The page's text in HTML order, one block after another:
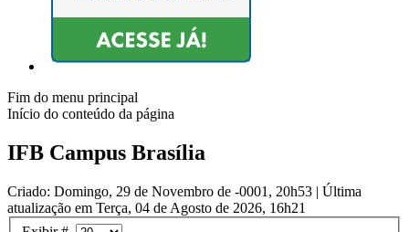
Fim do menu principal
Início do conteúdo da página
IFB Campus Brasília
Criado: Domingo, 29 de Novembro de -0001, 20h53 | Última
atualização em Terça, 04 de Agosto de 2026, 16h21